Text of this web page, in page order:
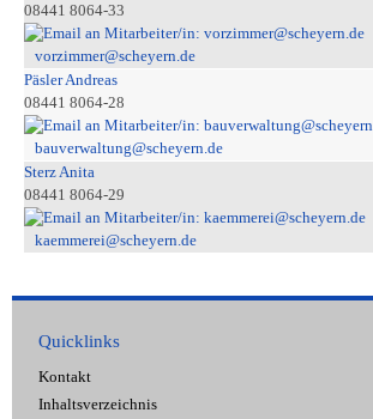
08441 8064-33
vorzimmer@scheyern.de
Päsler Andreas
08441 8064-28
bauverwaltung@scheyern.de
Sterz Anita
08441 8064-29
kaemmerei@scheyern.de
Quicklinks
Kontakt
Inhaltsverzeichnis